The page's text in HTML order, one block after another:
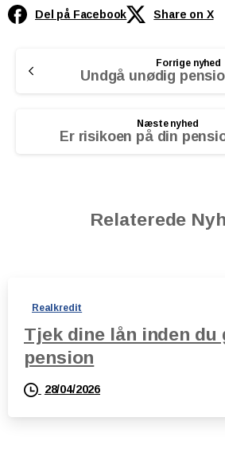
Del på Facebook Share on X
Reading
Forrige nyhed
Næste nyhed
Relaterede
Realkredit
Tjek dine lån inden du
pension
28/04/2026